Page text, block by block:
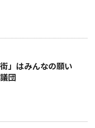
」はみんなの願い
団